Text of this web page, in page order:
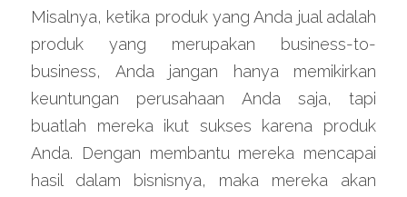
Misalnya, ketika produk yang Anda jual adalah
produk yang merupakan business-to-
business, Anda jangan hanya memikirkan
keuntungan perusahaan Anda saja, tapi
buatlah mereka ikut sukses karena produk
Anda. Dengan membantu mereka mencapai
hasil dalam bisnisnya, maka mereka akan